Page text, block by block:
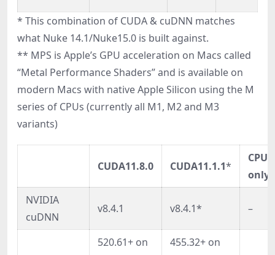
* This combination of CUDA & cuDNN matches
what Nuke 14.1/Nuke15.0 is built against.
** MPS is Apple’s GPU acceleration on Macs called
“Metal Performance Shaders” and is available on
modern Macs with native Apple Silicon using the M
series of CPUs (currently all M1, M2 and M3
variants)
CUDA11.8.0 CUDA11.1.1*
CPU
only
NVIDIA
cuDNN
v8.4.1 v8.4.1* –
520.61+ on
455.32+ on